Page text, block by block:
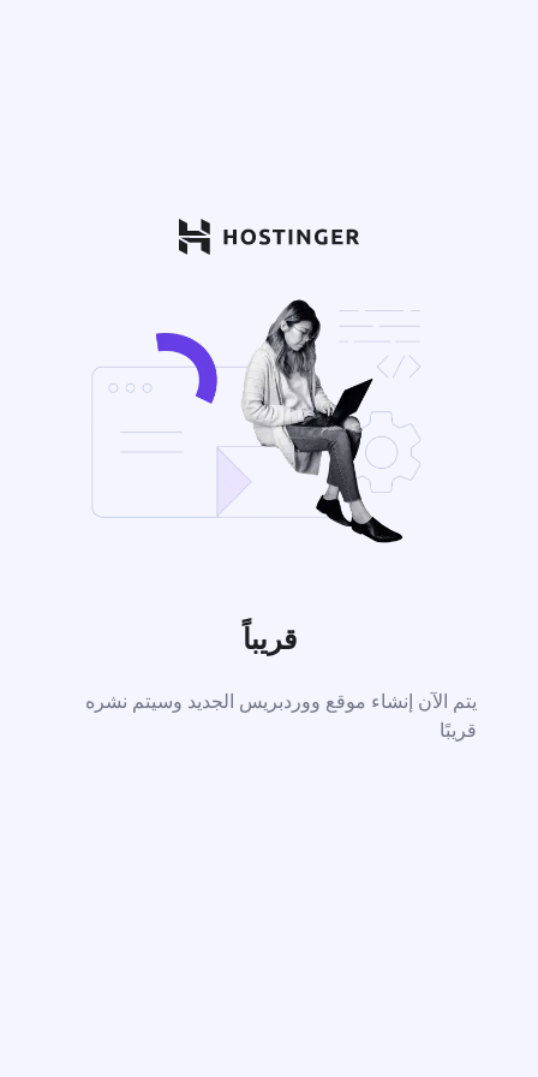
قريباً
يتم الآن إنشاء موقع ووردبريس الجديد وسيتم نشره
قريبًا